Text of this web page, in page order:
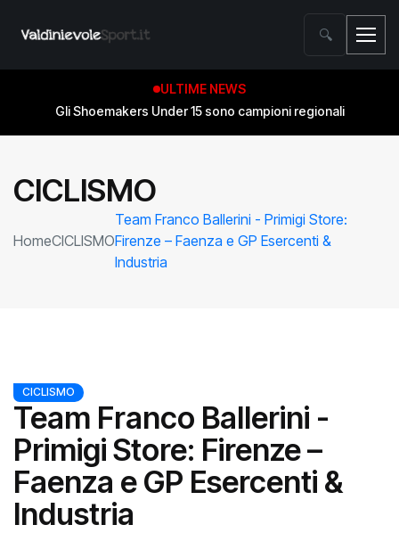
🔍
ULTIME NEWS
Gli Shoemakers Under 15 sono campioni regionali
CICLISMO
HomeCICLISMO
Team Franco Ballerini - Primigi Store:
Firenze – Faenza e GP Esercenti &
Industria
CICLISMO
Team Franco Ballerini -
Primigi Store: Firenze –
Faenza e GP Esercenti &
Industria